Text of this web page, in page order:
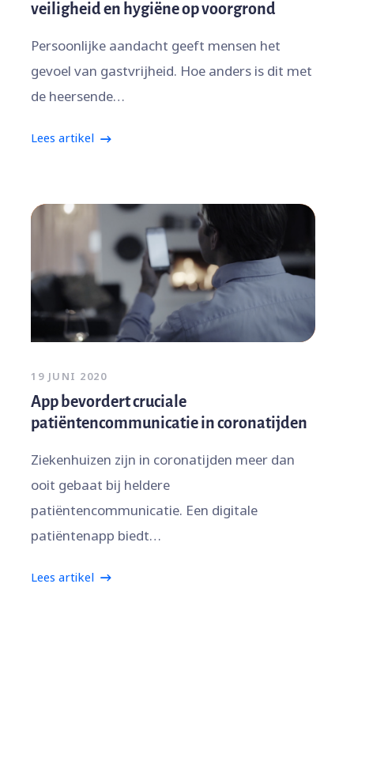
veiligheid en hygiëne op voorgrond
Persoonlijke aandacht geeft mensen het
gevoel van gastvrijheid. Hoe anders is dit met
de heersende…
Lees artikel
19 JUNI 2020
App bevordert cruciale
patiëntencommunicatie in coronatijden
Ziekenhuizen zijn in coronatijden meer dan
ooit gebaat bij heldere
patiëntencommunicatie. Een digitale
patiëntenapp biedt…
Lees artikel